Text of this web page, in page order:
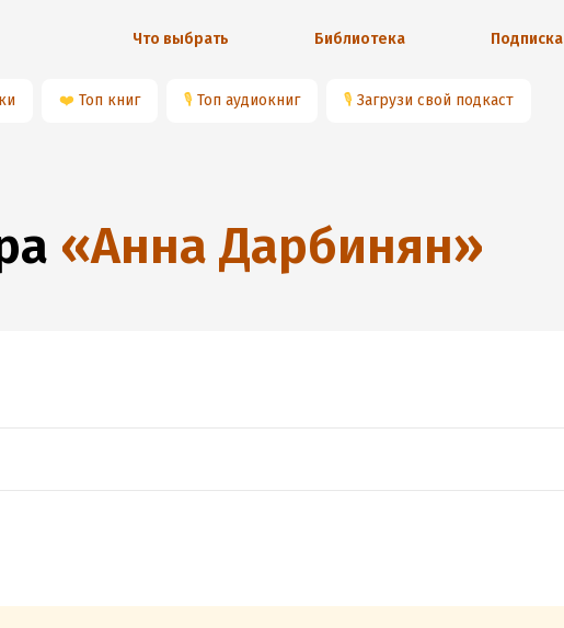
Что выбрать Библиотека Подписка
❤️ Топ книг 🎙 Топ аудиокниг 🎙 Загрузи свой подкаст
«Анна Дарбинян»